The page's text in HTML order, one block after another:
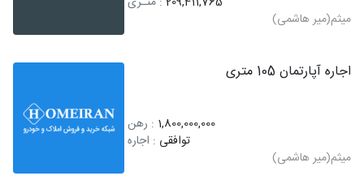
میثم(میر هاشمی)
اجاره آپارتمان 105 متری
1,800,000,000 : رهن
توافقی : اجاره
میثم(میر هاشمی)